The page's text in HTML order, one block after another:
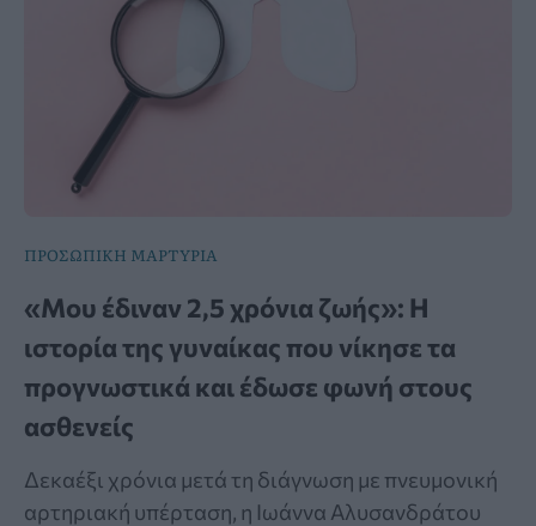
ΠΡΟΣΩΠΙΚΗ ΜΑΡΤΥΡΙΑ
«Μου έδιναν 2,5 χρόνια ζωής»: Η
ιστορία της γυναίκας που νίκησε τα
προγνωστικά και έδωσε φωνή στους
ασθενείς
Δεκαέξι χρόνια μετά τη διάγνωση με πνευμονική
αρτηριακή υπέρταση, η Ιωάννα Αλυσανδράτου